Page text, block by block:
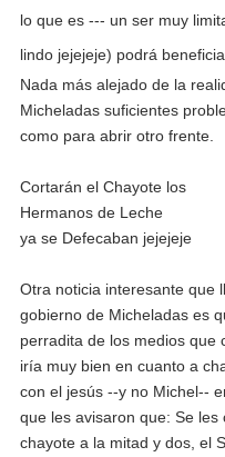
lo que es --- un ser muy
lindo jejejeje) podrá
Nada más alejado de la
Micheladas suficientes
como para abrir otro frente.
Cortarán el Chayote los
Hermanos de Leche
ya se Defecaban jejejeje
Otra noticia interesante que
gobierno de Micheladas es
perradita de los medios que
iría muy bien en cuanto a
con el jesús --y no Michel--
que les avisaron que: Se les
chayote a la mitad y dos, el